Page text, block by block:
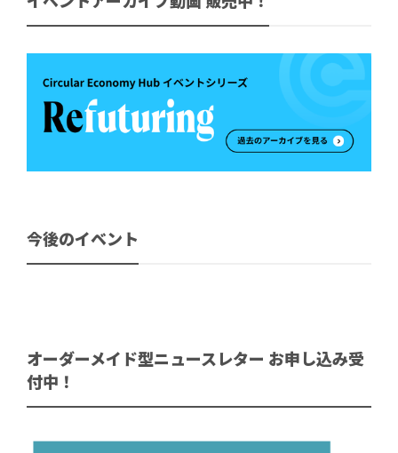
今後のイベント
オーダーメイド型ニュースレター お申し込み受
付中！